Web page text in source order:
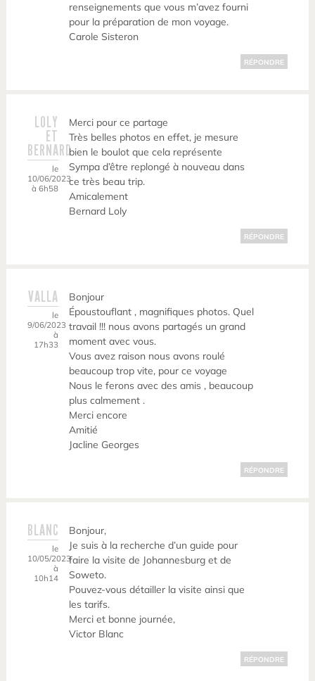
renseignements que vous m’avez fourni
pour la préparation de mon voyage.
Carole Sisteron
RÉPONDRE
LOLY
ET
BERNARD
le
10/06/2023
à 6h58
Merci pour ce partage
Très belles photos en effet, je mesure
bien le boulot que cela représente
Sympa d’être replongé à nouveau dans
ce très beau trip.
Amicalement
Bernard Loly
RÉPONDRE
VALLA
le
9/06/2023
à
17h33
Bonjour
Époustouflant , magnifiques photos. Quel
travail !!! nous avons partagés un grand
moment avec vous.
Vous avez raison nous avons roulé
beaucoup trop vite, pour ce voyage
Nous le ferons avec des amis , beaucoup
plus calmement .
Merci encore
Amitié
Jacline Georges
RÉPONDRE
BLANC
le
10/05/2023
à
10h14
Bonjour,
Je suis à la recherche d’un guide pour
faire la visite de Johannesburg et de
Soweto.
Pouvez-vous détailler la visite ainsi que
les tarifs.
Merci et bonne journée,
Victor Blanc
RÉPONDRE